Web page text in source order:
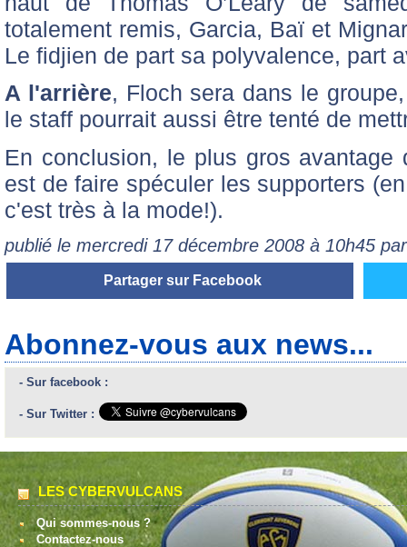
totalement remis, Garcia, Baï et
Le fidjien de part sa polyvalence, part
A l'arrière, Floch sera dans le
le staff pourrait aussi être tenté de
En conclusion, le plus gros
est de faire spéculer les supporters
c'est très à la mode!).
publié le mercredi 17 décembre 2008 à 10h45
Partager sur Facebook
Abonnez-vous aux news...
- Sur facebook :
- Sur Twitter :
LES CYBERVULCANS
Qui sommes-nous ?
Contactez-nous